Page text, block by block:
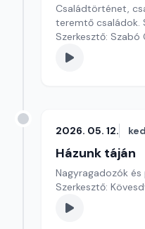
Családtörténet,
teremtő családok.
Szerkesztő: Szabó
2026. 05. 12.
Házunk táján
Nagyragadozók
Szerkesztő: